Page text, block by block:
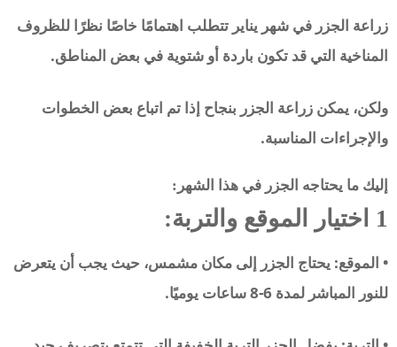
زراعة الجزر في شهر يناير تتطلب اهتمامًا خاصًا نظرًا للظروف
المناخية التي قد تكون باردة أو شتوية في بعض المناطق.
ولكن، يمكن زراعة الجزر بنجاح إذا تم اتباع بعض الخطوات
والإجراءات المناسبة.
إليك ما يحتاجه الجزر في هذا الشهر:
1 اختيار الموقع والتربة:
• الموقع: يحتاج الجزر إلى مكان مشمس، حيث يجب أن يتعرض
للنور المباشر لمدة 6-8 ساعات يوميًا.